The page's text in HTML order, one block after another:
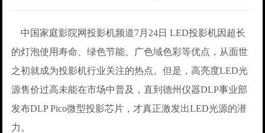
中国家庭影院网投影机频道7月24日 LED投影机因超长
的灯泡使用寿命、绿色节能、广色域色彩等优点，从面世
之初就成为投影机行业关注的热点。但是，高亮度LED光
源售价过高未能在市场中普及，直到德州仪器DLP事业部
发布DLP Pico微型投影芯片，才真正激发出LED光源的潜
力。